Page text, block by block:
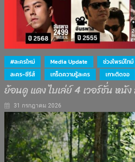
#ละครใหม่ Media Update ช่วงไพรม์ไทม์
ละคร-ซีรีส์
เกร็ดความรู้ละคร เกาะติดจอ
ย้อนดู แดง ไบเล่ย์ 4 เวอร์ชั่น หนั
31 กรกฎาคม 2026